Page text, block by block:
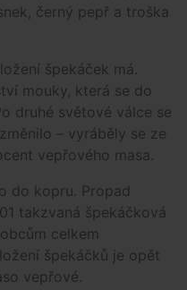
černý pepř a troška
špekáček má.
mouky, která se do
druhé světové válce se
– vyráběly se ze
vepřového masa.
do kopru. Propad
takzvaná špekáčková
celkem
špekáčků je opět
vepřové.